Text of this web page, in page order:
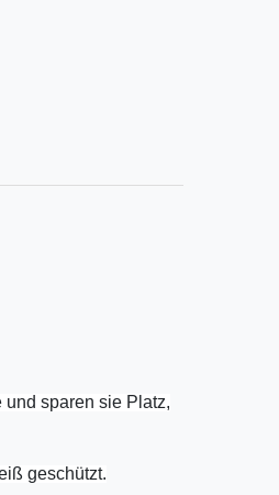
sparen sie Platz,
geschützt.